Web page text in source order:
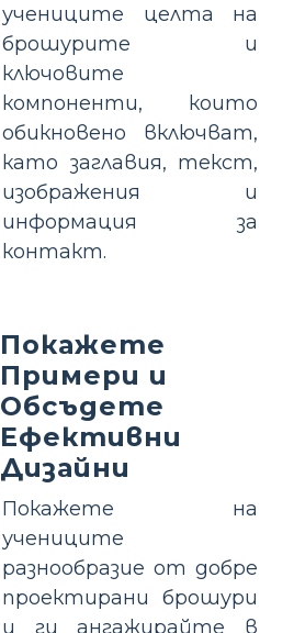
учениците целта на
брошурите и
ключовите
компоненти, които
обикновено включват,
като заглавия, текст,
изображения и
информация за
контакт.
Покажете
Примери и
Обсъдете
Ефективни
Дизайни
Покажете на
учениците
разнообразие от добре
проектирани брошури
и ги ангажирайте в